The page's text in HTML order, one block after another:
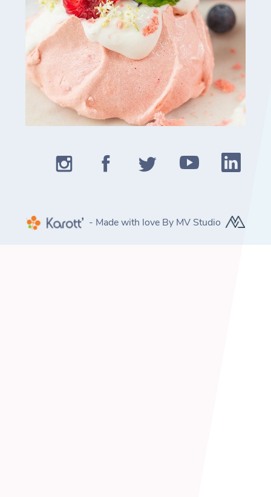
- Made with love By MV Studio